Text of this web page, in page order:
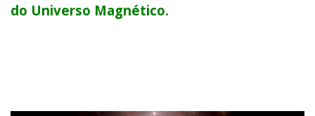
do Universo Magnético.